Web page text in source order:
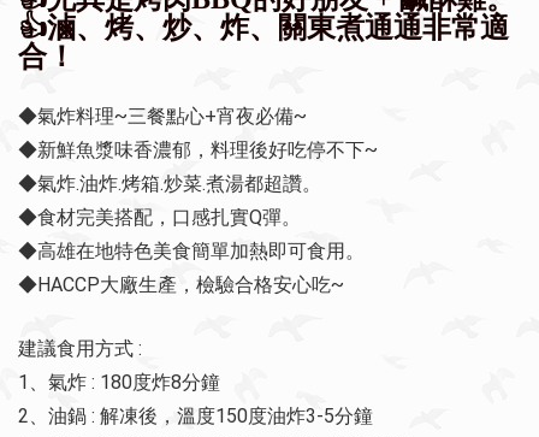
👍滷、烤、炒、炸、關東煮通通非常適
合！
◆氣炸料理~三餐點心+宵夜必備~
◆新鮮魚漿味香濃郁，料理後好吃停不下~
◆氣炸.油炸.烤箱.炒菜.煮湯都超讚。
◆食材完美搭配，口感扎實Q彈。
◆高雄在地特色美食簡單加熱即可食用。
◆HACCP大廠生產，檢驗合格安心吃~
建議食用方式 :
1、氣炸 : 180度炸8分鐘
2、油鍋 : 解凍後，溫度150度油炸3-5分鐘